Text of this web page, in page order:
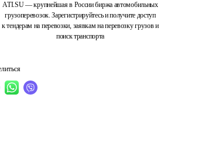
ATI.SU — крупнейшая в России биржа автомобильных
грузоперевозок. Зарегистрируйтесь и получите доступ
к тендерам на перевозки, заявкам на перевозку грузов и
поиск транспорта